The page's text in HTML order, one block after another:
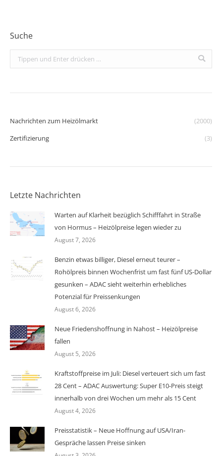
Suche
Search:
Nachrichten zum Heizölmarkt
(2000)
Zertifizierung
(3)
Letzte Nachrichten
Warten auf Klarheit bezüglich Schifffahrt in Straße
von Hormus – Heizölpreise legen wieder zu
August 7, 2026
Benzin etwas billiger, Diesel erneut teurer –
Rohölpreis binnen Wochenfrist um fast fünf US-Dollar
gesunken – ADAC sieht weiterhin erhebliches
Potenzial für Preissenkungen
August 6, 2026
Neue Friedenshoffnung in Nahost – Heizölpreise
fallen
August 5, 2026
Kraftstoffpreise im Juli: Diesel verteuert sich um fast
28 Cent – ADAC Auswertung: Super E10-Preis steigt
innerhalb von drei Wochen um mehr als 15 Cent
August 4, 2026
Preisstatistik – Neue Hoffnung auf USA/Iran-
Gespräche lassen Preise sinken